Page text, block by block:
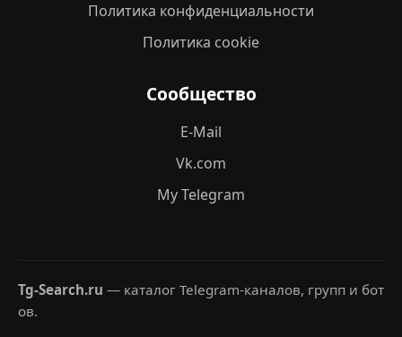
Политика конфиденциальности
Политика cookie
Сообщество
E-Mail
Vk.com
My Telegram
Tg-Search.ru — каталог Telegram-каналов, групп и бот
ов.